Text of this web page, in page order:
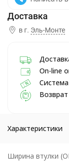
в г. Эль-Монте
On-line
Характеристики
Ширина втулки